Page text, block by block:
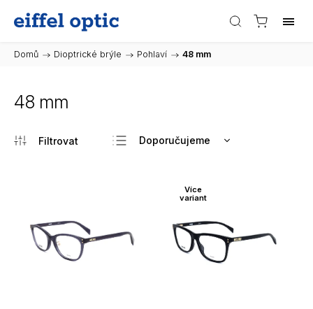
Domů / Dioptrické brýle / Pohlaví / 48 mm
48 mm
Doporučujeme
Nejdražší
Abecedně
Více
variant